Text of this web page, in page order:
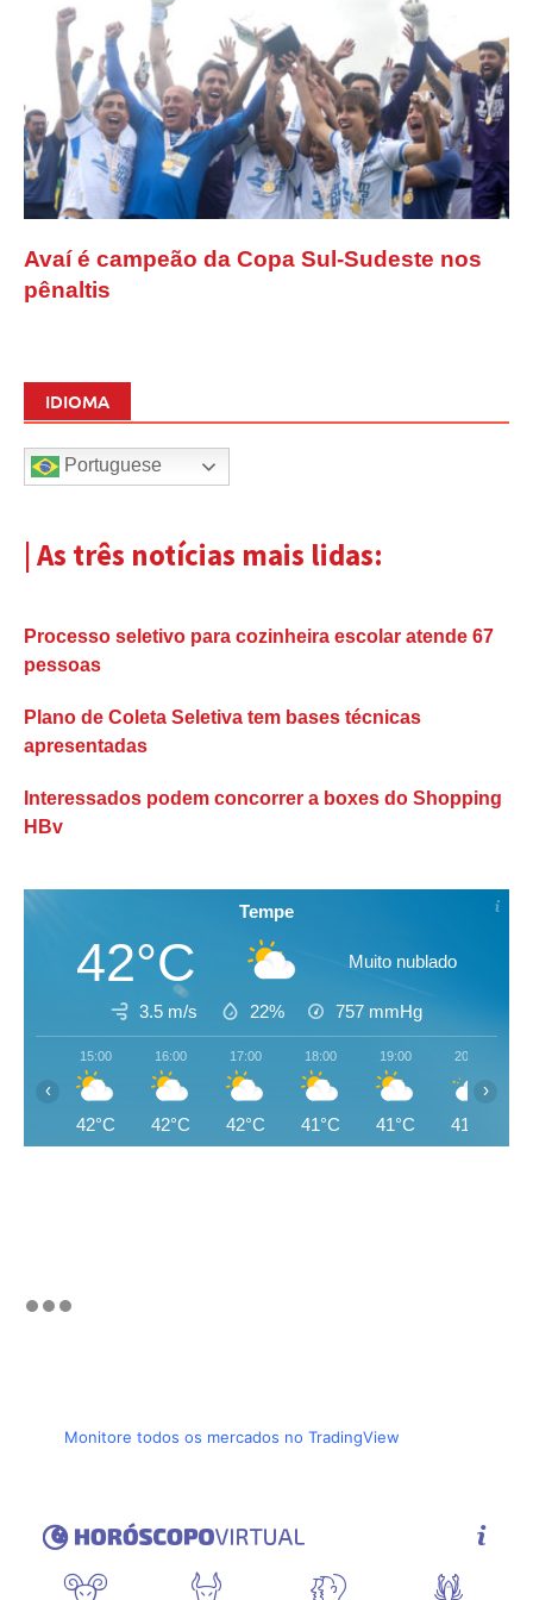
Avaí é campeão da Copa Sul-Sudeste nos
pênaltis
IDIOMA
Portuguese
| As três notícias mais lidas:
Processo seletivo para cozinheira escolar atende 67
pessoas
Plano de Coleta Seletiva tem bases técnicas
apresentadas
Interessados podem concorrer a boxes do Shopping
HBv
Tempe
42°C Muito nublado
3.5 m/s 22% 757 mmHg
15:00
42°C
16:00
42°C
17:00
42°C
18:00
41°C
19:00
41°C
20:00
41°C
‹ ›
Monitore todos os mercados no TradingView